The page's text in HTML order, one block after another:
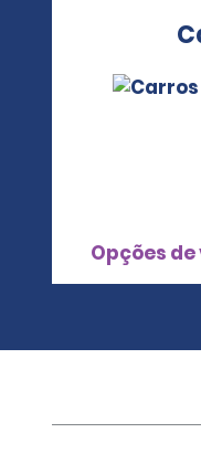
Opções